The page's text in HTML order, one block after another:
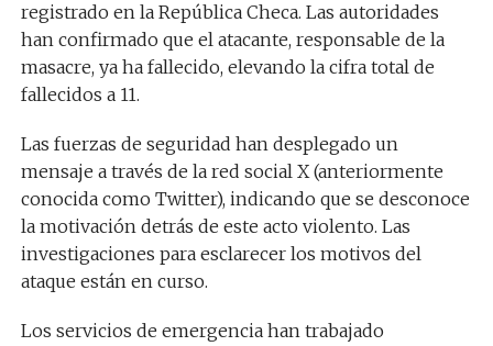
registrado en la República Checa. Las autoridades
han confirmado que el atacante, responsable de la
masacre, ya ha fallecido, elevando la cifra total de
fallecidos a 11.
Las fuerzas de seguridad han desplegado un
mensaje a través de la red social X (anteriormente
conocida como Twitter), indicando que se desconoce
la motivación detrás de este acto violento. Las
investigaciones para esclarecer los motivos del
ataque están en curso.
Los servicios de emergencia han trabajado